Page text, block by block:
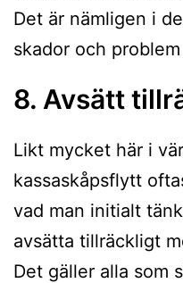
Det är nämligen i
skador och problem
8. Avsätt
Likt mycket här i
kassaskåpsflytt
vad man initialt
avsätta tillräckligt
Det gäller alla som